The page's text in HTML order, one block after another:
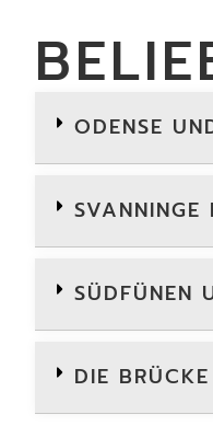
ODENSE
SVANNINGE
SÜDFÜNEN
DIE